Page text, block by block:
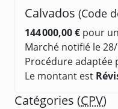
Calvados (Code
144 000,00 € pour
Marché notifié le
Procédure adaptée
Le montant est
Catégories (CPV)